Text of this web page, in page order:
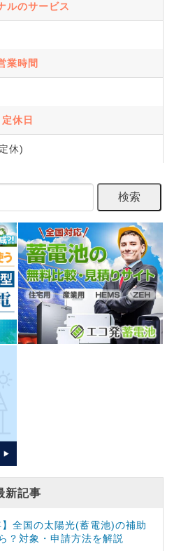
ルのサービス
業時間
定休日
休)
新記事
】全国の太陽光(蓄電池)の補助
？対象・申請方法を解説